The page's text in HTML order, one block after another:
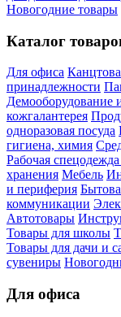
Новогодние товары
Каталог
Для офиса
принадлежности
Демооборудование
кожгалантерея
одноразовая посуда
гигиена, химия
Рабочая
хранения Мебель
и периферия
коммуникации
Автотовары
Товары для школы
Товары для дачи и
сувениры
Для офиса